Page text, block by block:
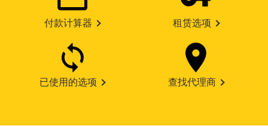
付款计算器 租赁选项
已使用的选项 查找代理商